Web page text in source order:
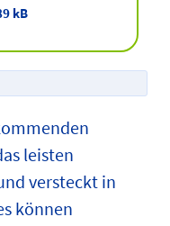
kB
leisten
versteckt in
können